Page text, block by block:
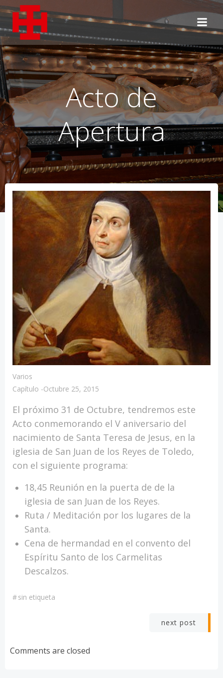
al
contenido
Acto de
Apertura
Varios
Capítulo -Octubre 25, 2015
El próximo 31 de Octubre, tendremos este
Acto conmemorando el V aniversario del
nacimiento de Santa Teresa de Jesus, en la
iglesia de San Juan de los Reyes de Toledo,
con el siguiente programa:
18,45 Reunión en la puerta de de la
iglesia de san Juan de los Reyes.
Ruta / Meditación por los lugares de la
Santa.
Cena de hermandad en el convento del
Espíritu Santo de los Carmelitas
Descalzos.
#sin etiqueta
Navegación
next post
Comments are closed